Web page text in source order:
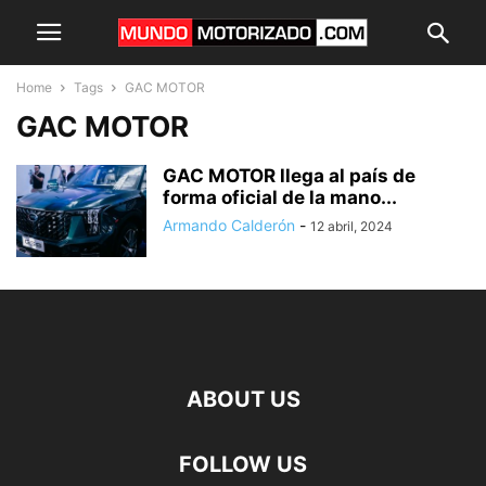
Home Tags GAC MOTOR
GAC MOTOR
GAC MOTOR llega al país de
forma oficial de la mano...
Armando Calderón - 12 abril, 2024
ABOUT US
FOLLOW US